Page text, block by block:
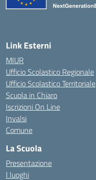
Link Esterni
MIUR
Ufficio Scolastico Regionale
Ufficio Scolastico Territoriale
Scuola in Chiaro
Iscrizioni On Line
Invalsi
Comune
La Scuola
Presentazione
I luoghi